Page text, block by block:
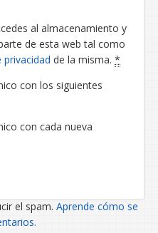
al almacenamiento y
de esta web tal como
privacidad de la misma. *
con los siguientes
con cada nueva
el spam. Aprende cómo se